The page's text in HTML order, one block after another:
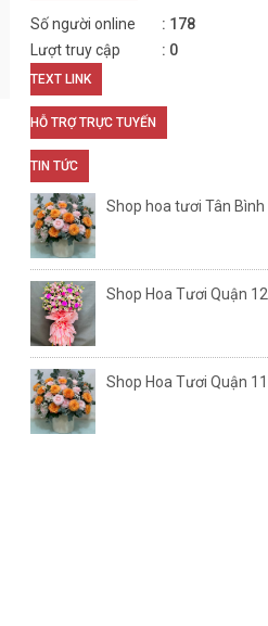
Số người online
178
Lượt truy cập
0
TEXT LINK
HỖ TRỢ TRỰC TUYẾN
TIN TỨC
Shop hoa tươi Tân Bình
Shop Hoa Tươi Quận 12
Shop Hoa Tươi Quận 11